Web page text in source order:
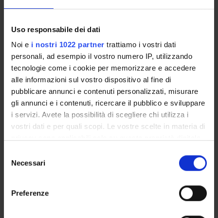
Uso responsabile dei dati
Noi e i nostri 1022 partner trattiamo i vostri dati
personali, ad esempio il vostro numero IP, utilizzando
tecnologie come i cookie per memorizzare e accedere
alle informazioni sul vostro dispositivo al fine di
pubblicare annunci e contenuti personalizzati, misurare
gli annunci e i contenuti, ricercare il pubblico e sviluppare
i servizi. Avete la possibilità di scegliere chi utilizza i
vostri dati e per quali scopi. Le vostre scelte in materia di
modificare o revocare il proprio consenso in qualsiasi
momento dalla Dichiarazione sui cookie o facendo clic
delNecessari
Preferenze
Research Scholarship Holders
Giuditta Dal Cortivo
Daniele Dell'Orco
Associate Professor
Valerio Marino
Temporary Assistant Professor
COLLABORATORI ESTERNI
Lorenzo Cangiano